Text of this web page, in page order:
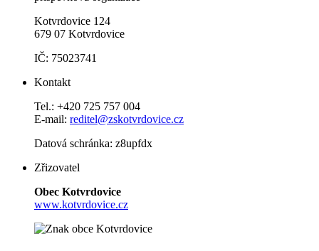
Kotvrdovice 124
679 07 Kotvrdovice
IČ: 75023741
Kontakt
Tel.: +420 725 757 004
E-mail: reditel@zskotvrdovice.cz
Datová schránka: z8upfdx
Zřizovatel
Obec Kotvrdovice
www.kotvrdovice.cz